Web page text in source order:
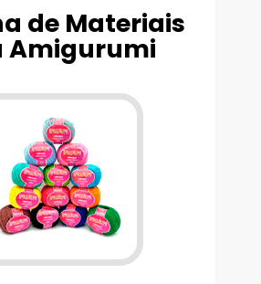
de Materiais
Amigurumi